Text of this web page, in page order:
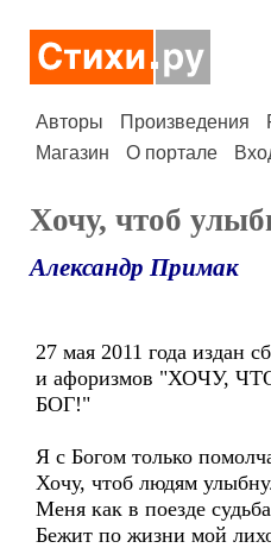
Авторы Произведения
Магазин
О портале
Хочу, чтоб
Александр Примак
27 мая 2011 года издан
и афоризмов "ХОЧУ,
БОГ!"
Я с Богом только
Хочу, чтоб людям
Меня как в поезде судьба
Бежит по жизни мой